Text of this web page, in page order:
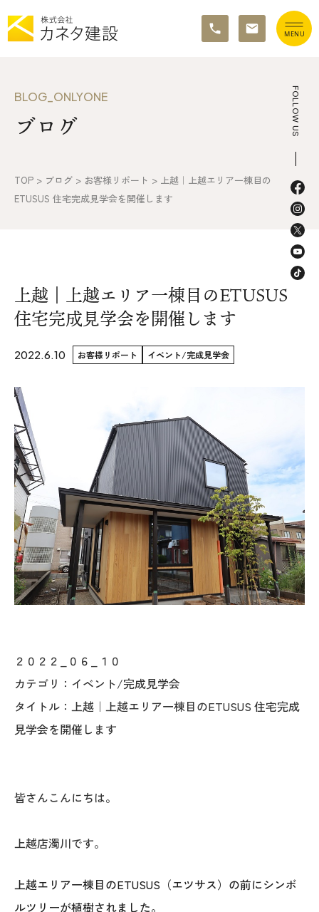
イベント情報
施工の流れ&アフターサポート
不動産情報
WoodStrucX™（ウッドストラクス™）
お知らせ
ISSH糸魚川住宅認定基準
会社案内
モデルハウス
上越スタジオ
スタッフ紹介
各種事業
採用情報
住まいのなんでも相談
土地･空き家 不動産相談
移住と暮らし相談
FOLLOW US
BLOG_ONLYONE
ブログ
TOP > ブログ > お客様リポート > 上越｜上越エリア一棟目の
ETUSUS 住宅完成見学会を開催します
上越｜上越エリア一棟目のETUSUS
住宅完成見学会を開催します
2022.6.10 お客様リポート イベント/完成見学会
２０２２_０６_１０
カテゴリ：イベント/完成見学会
タイトル：上越｜上越エリア一棟目のETUSUS 住宅完成
見学会を開催します
皆さんこんにちは。
上越店濁川です。
上越エリア一棟目のETUSUS（エツサス）の前にシンボ
ルツリーが植樹されました。